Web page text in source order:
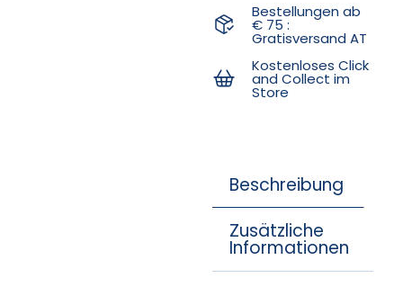
Bestellungen ab
€ 75 :
Gratisversand AT
Kostenloses Click
and Collect im
Store
Beschreibung
Zusätzliche
Informationen